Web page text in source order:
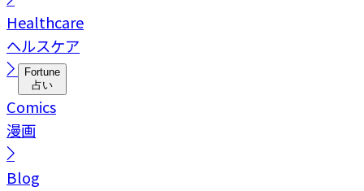
Healthcare
ヘルスケア
Fortune
占い
Comics
漫画
Blog